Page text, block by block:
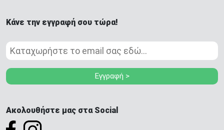
Κάνε την εγγραφή σου τώρα!
Εγγραφή >
Ακολουθήστε μας στα Social